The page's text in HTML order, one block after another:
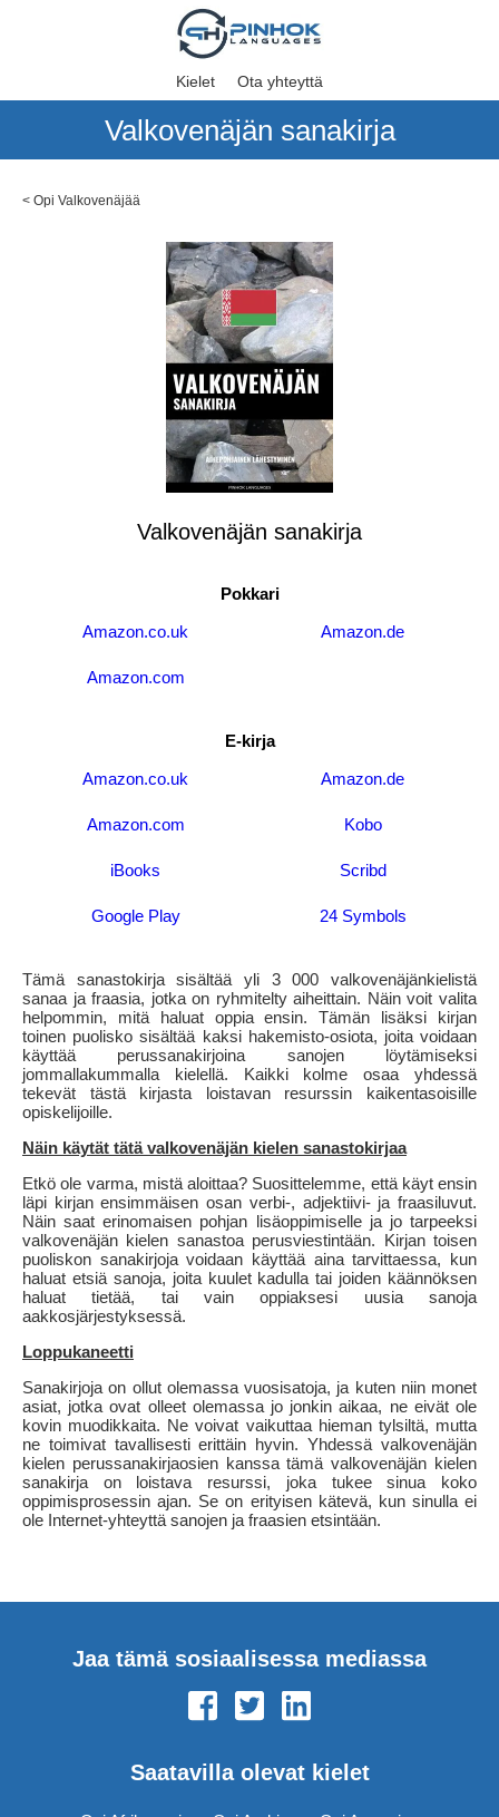
Kielet Ota yhteyttä
Valkovenäjän sanakirja
< Opi Valkovenäjää
Valkovenäjän sanakirja
Pokkari
Amazon.co.uk
Amazon.de
Amazon.com
E-kirja
Amazon.co.uk
Amazon.de
Amazon.com Kobo
iBooks Scribd
Google Play 24 Symbols
Tämä sanastokirja sisältää yli 3 000 valkovenäjänkielistä
sanaa ja fraasia, jotka on ryhmitelty aiheittain. Näin voit valita
helpommin, mitä haluat oppia ensin. Tämän lisäksi kirjan
toinen puolisko sisältää kaksi hakemisto-osiota, joita voidaan
käyttää perussanakirjoina sanojen löytämiseksi
jommallakummalla kielellä. Kaikki kolme osaa yhdessä
tekevät tästä kirjasta loistavan resurssin kaikentasoisille
opiskelijoille.
Näin käytät tätä valkovenäjän kielen sanastokirjaa
Etkö ole varma, mistä aloittaa? Suosittelemme, että käyt ensin
läpi kirjan ensimmäisen osan verbi-, adjektiivi- ja fraasiluvut.
Näin saat erinomaisen pohjan lisäoppimiselle ja jo tarpeeksi
valkovenäjän kielen sanastoa perusviestintään. Kirjan toisen
puoliskon sanakirjoja voidaan käyttää aina tarvittaessa, kun
haluat etsiä sanoja, joita kuulet kadulla tai joiden käännöksen
haluat tietää, tai vain oppiaksesi uusia sanoja
aakkosjärjestyksessä.
Loppukaneetti
Sanakirjoja on ollut olemassa vuosisatoja, ja kuten niin monet
asiat, jotka ovat olleet olemassa jo jonkin aikaa, ne eivät ole
kovin muodikkaita. Ne voivat vaikuttaa hieman tylsiltä, mutta
ne toimivat tavallisesti erittäin hyvin. Yhdessä valkovenäjän
kielen perussanakirjaosien kanssa tämä valkovenäjän kielen
sanakirja on loistava resurssi, joka tukee sinua koko
oppimisprosessin ajan. Se on erityisen kätevä, kun sinulla ei
ole Internet-yhteyttä sanojen ja fraasien etsintään.
Jaa tämä sosiaalisessa mediassa
Saatavilla olevat kielet